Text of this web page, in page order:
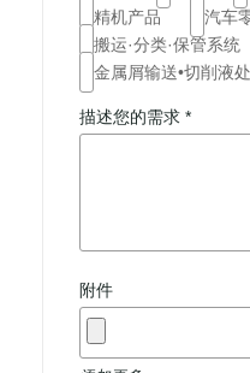
精机产品
汽车
搬运·分类·保管系统
金属屑输送•切削液
描述您的需求 *
附件